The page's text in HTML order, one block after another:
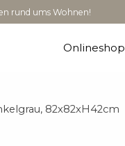
rund ums Wohnen!
Onlineshop
82x82xH42cm